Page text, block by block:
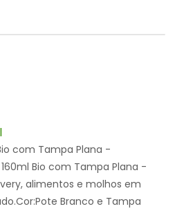
com Tampa Plana -
Bio com Tampa Plana -
alimentos e molhos em
Branco e Tampa